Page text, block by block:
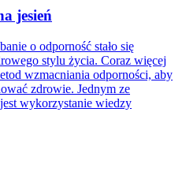
jesień
o odporność stało się
stylu życia. Coraz więcej
wzmacniania odporności, aby
zdrowie. Jednym ze
wykorzystanie wiedzy